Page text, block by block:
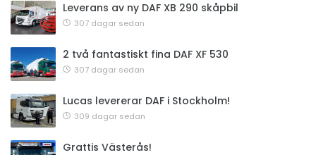
Leverans av ny DAF XB 290 skåpbil
307 dagar sedan
2 två fantastiskt fina DAF XF 530
307 dagar sedan
Lucas levererar DAF i Stockholm!
309 dagar sedan
Grattis Västerås!